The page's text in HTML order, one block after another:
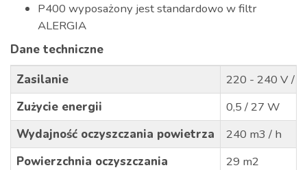
P400 wyposażony jest standardowo w filtr
ALERGIA
Dane techniczne
Zasilanie
220 - 240 V /
Zużycie energii
0,5 / 27 W
Wydajność oczyszczania powietrza
240 m3 / h
Powierzchnia oczyszczania
29 m2